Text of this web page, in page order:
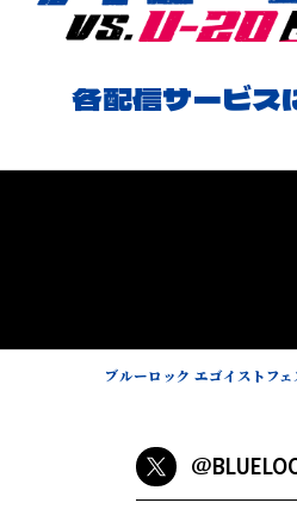
TikTok
の意気込みや楽曲についての
TikTok
佐久間大介さんコメント
各配信サービス
ブルーロック エゴイストフ